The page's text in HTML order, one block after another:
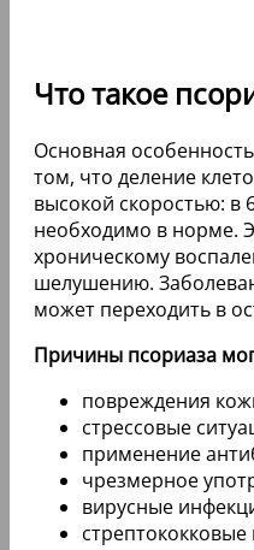
Что такое
Основная
том, что деление
высокой скоростью: в
необходимо в норме.
хроническому
шелушению.
может переходить в
Причины псориаза
повреждения
стрессовые
применение
чрезмерное
вирусные